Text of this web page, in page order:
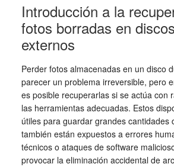
Introducción a la
fotos borradas en
externos
Perder fotos almacenadas en un disco
parecer un problema irreversible, pero
es posible recuperarlas si se actúa con
las herramientas adecuadas. Estos
útiles para guardar grandes cantidades
también están expuestos a errores
técnicos o ataques de software
provocar la eliminación accidental de